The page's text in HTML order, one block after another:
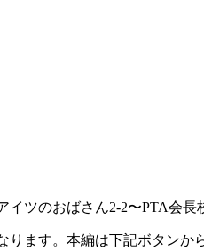
ツのおばさん2‐2〜PTA会
ます。本編は下記ボタンか